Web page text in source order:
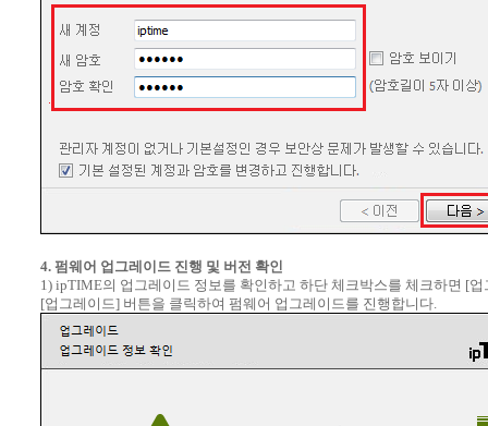
4. 펌웨어 업그레이드 진행 및 버전 확인
1) ipTIME의 업그레이드 정보를 확인하고 하단 체크박스를 체크하면 [
[업그레이드] 버튼을 클릭하여 펌웨어 업그레이드를 진행합니다.